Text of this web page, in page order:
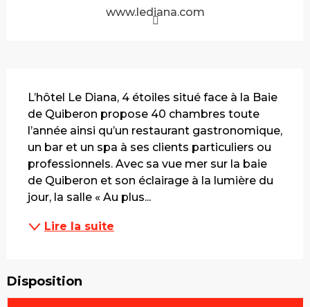
www.lediana.com
L’hôtel Le Diana, 4 étoiles situé face à la Baie
de Quiberon propose 40 chambres toute
l’année ainsi qu’un restaurant gastronomique,
un bar et un spa à ses clients particuliers ou
professionnels. Avec sa vue mer sur la baie
de Quiberon et son éclairage à la lumière du
jour, la salle « Au plus...
Lire la suite
Disposition